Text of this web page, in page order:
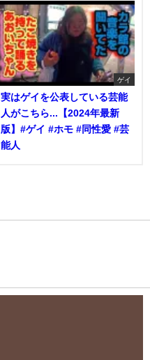
ゲイ
実はゲイを公表している芸能
人がこちら...【2024年最新
版】#ゲイ #ホモ #同性愛 #芸
能人